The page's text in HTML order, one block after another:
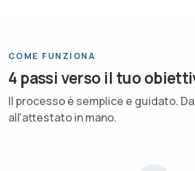
COME FUNZIONA
4 passi verso il tuo
Il processo è semplice e guidato.
all'attestato in mano.